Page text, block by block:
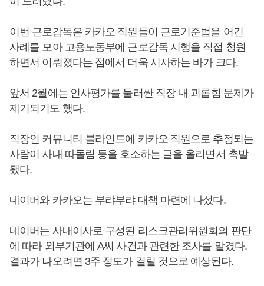
이번 근로감독은 카카오 직원들이 근로기준법을 어긴
사례를 모아 고용노동부에 근로감독 시행을 직접 청원
하면서 이뤄졌다는 점에서 더욱 시사하는 바가 크다.
앞서 2월에는 인사평가를 둘러싼 직장 내 괴롭힘 문제가
제기되기도 했다.
직장인 커뮤니티 블라인드에 카카오 직원으로 추정되는
사람이 사내 따돌림 등을 호소하는 글을 올리면서 촉발
됐다.
네이버와 카카오는 부랴부랴 대책 마련에 나섰다.
네이버는 사내이사로 구성된 리스크관리위원회의 판단
에 따라 외부기관에 A씨 사건과 관련한 조사를 맡겼다.
결과가 나오려면 3주 정도가 걸릴 것으로 예상된다.